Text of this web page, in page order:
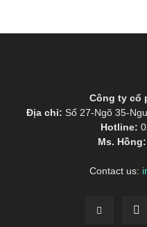
Công ty cổ
Địa chỉ: Số 27-Ngõ 35-
Hotline:
Ms. Hồng:
Contact us: